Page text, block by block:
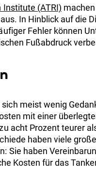
Institute (ATRI)
In Hinblick auf die
Fehler können
Fußabdruck
meist wenig
mit einer
acht Prozent teurer
haben viele
Sie haben
Kosten für das